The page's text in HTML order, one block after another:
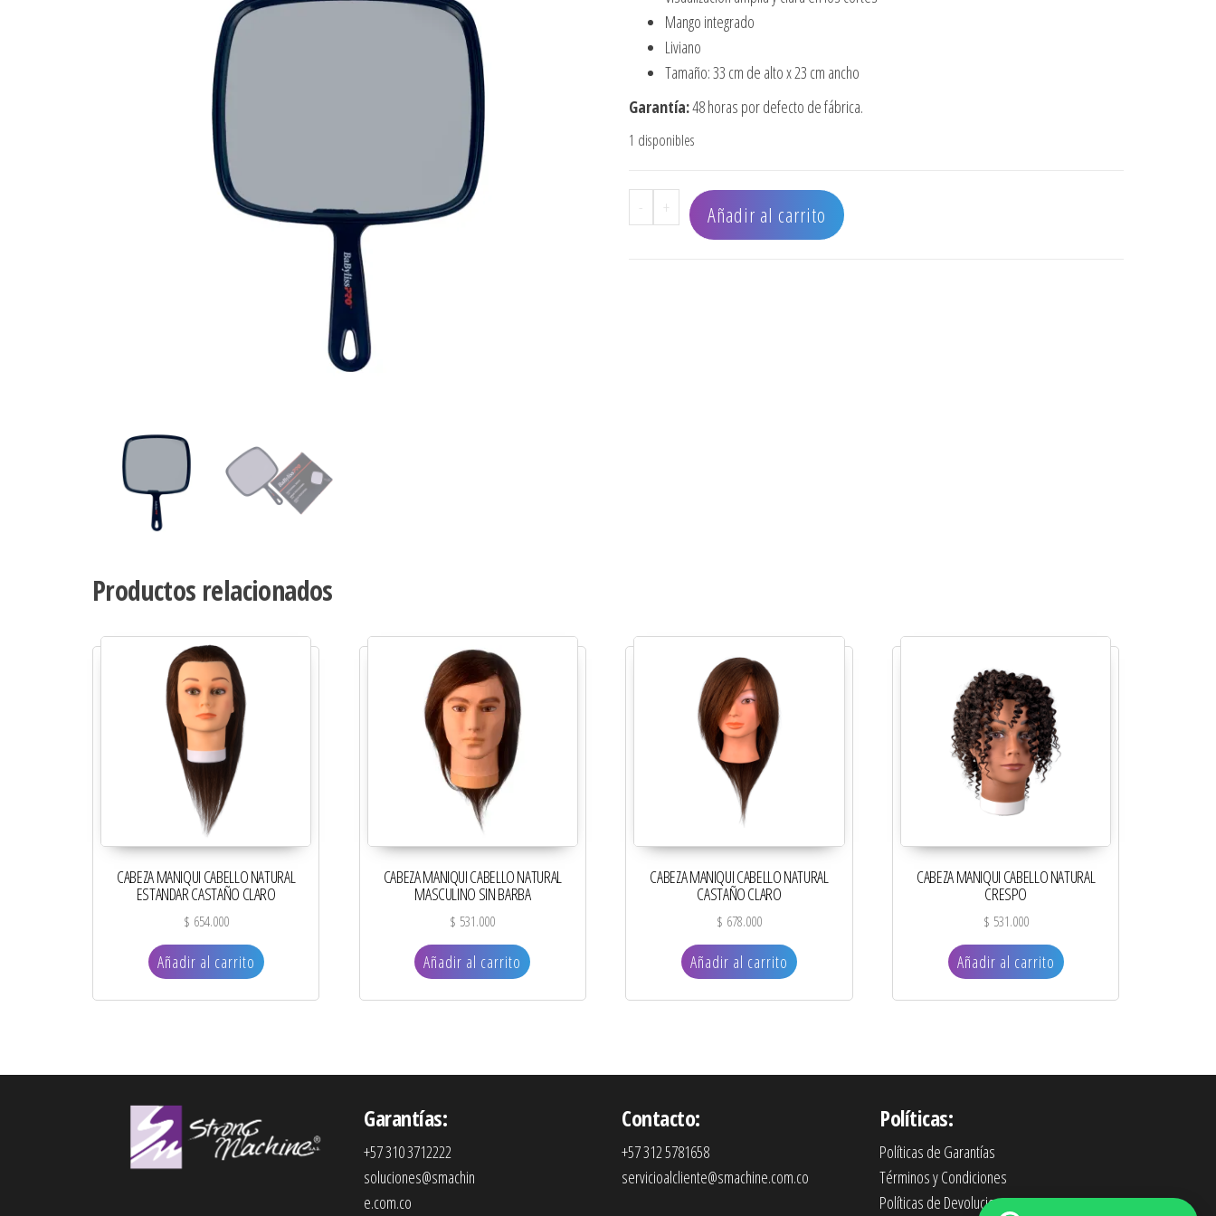
Mango integrado
Liviano
Tamaño: 33 cm de alto x 23 cm ancho
Garantía:48 horas por defecto de fábrica.
1 disponibles
- ESPEJO RECTANGULAR NEGRO cantidad
+ Añadir al carrito
Productos relacionados
CABEZA MANIQUI CABELLO NATURAL
ESTANDAR CASTAÑO CLARO
$ 654.000
Añadir al carrito
CABEZA MANIQUI CABELLO NATURAL
MASCULINO SIN BARBA
$ 531.000
Añadir al carrito
CABEZA MANIQUI CABELLO NATURAL
CASTAÑO CLARO
$ 678.000
Añadir al carrito
CABEZA MANIQUI CABELLO NATURAL
CRESPO
$ 531.000
Añadir al carrito
Garantías:
+57 310 3712222
soluciones@smachin
e.com.co
Contacto:
+57 312 5781658
servicioalcliente@smachine.com.co
Políticas:
Políticas de Garantías
Términos y Condiciones
Políticas de Devoluciones